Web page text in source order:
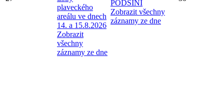
plaveckého
areálu ve dnech
14. a 15.8.2026
Zobrazit
všechny
záznamy ze dne
PODSÍNI
Zobrazit všechny
záznamy ze dne